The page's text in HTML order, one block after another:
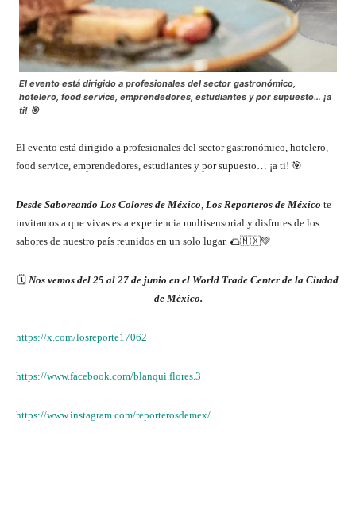
El evento está dirigido a profesionales del sector gastronómico,
hotelero, food service, emprendedores, estudiantes y por supuesto… ¡a
ti! 🎯
El evento está dirigido a profesionales del sector gastronómico, hotelero,
food service, emprendedores, estudiantes y por supuesto… ¡a ti! 🎯
Desde Saboreando Los Colores de México, Los Reporteros de México te
invitamos a que vivas esta experiencia multisensorial y disfrutes de los
sabores de nuestro país reunidos en un solo lugar. 🌮🇲🇽💚
🗓️ Nos vemos del 25 al 27 de junio en el World Trade Center de la Ciudad
de México.
https://x.com/losreporte17062
https://www.facebook.com/blanqui.flores.3
https://www.instagram.com/reporterosdemex/